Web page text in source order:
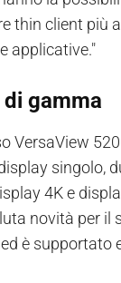
thin client più
applicative."
gamma
VersaView
singolo,
4K e
novità per il
è supportato